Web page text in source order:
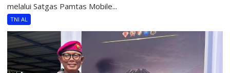
melalui Satgas Pamtas Mobile...
TNI AL